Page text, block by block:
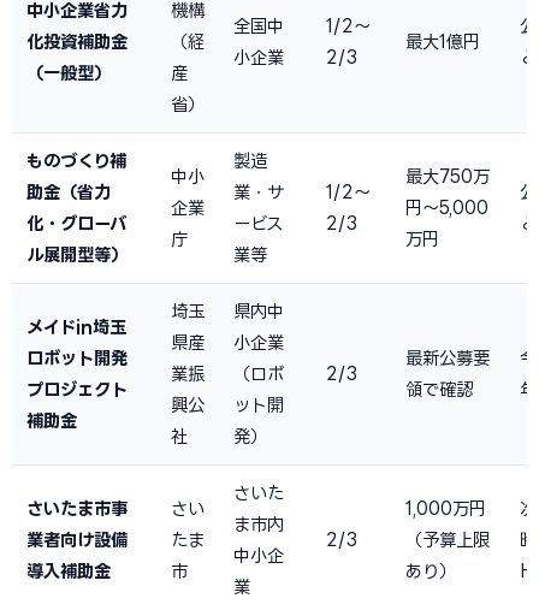
中小企業省力
化投資補助金
（一般型）
機構
（経
産
省）
全国中
小企業
1/2〜
2/3
最大1億円
ものづくり補
助金（省力
化・グローバ
ル展開型等）
中小
企業
庁
製造
業・サ
ービス
業等
1/2〜
2/3
最大750万
円〜5,000
万円
メイドin埼玉
ロボット開発
プロジェクト
補助金
埼玉
県産
業振
興公
社
県内中
小企業
（ロボ
ット開
発）
2/3
最新公募要
領で確認
さいたま市事
業者向け設備
導入補助金
さい
たま
市
さいた
ま市内
中小企
業
2/3
1,000万円
（予算上限
あり）